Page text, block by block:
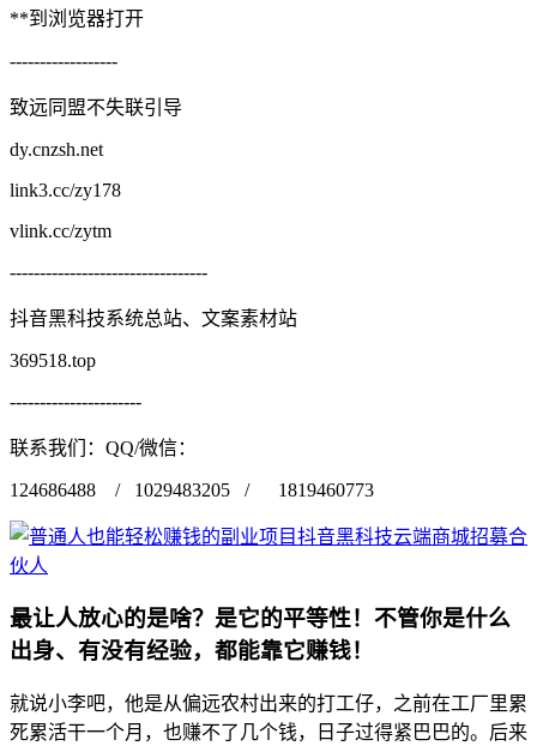
**到浏览器打开
------------------
致远同盟不失联引导
dy.cnzsh.net
link3.cc/zy178
vlink.cc/zytm
---------------------------------
抖音黑科技系统总站、文案素材站
369518.top
----------------------
联系我们：QQ/微信：
124686488 / 1029483205 / 1819460773
最让人放心的是啥？是它的平等性！不管你是什么
出身、有没有经验，都能靠它赚钱！
就说小李吧，他是从偏远农村出来的打工仔，之前在工厂里累
死累活干一个月，也赚不了几个钱，日子过得紧巴巴的。后来